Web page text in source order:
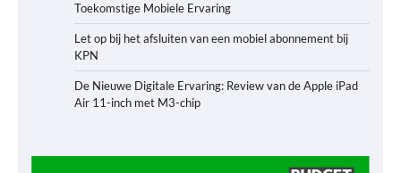
Toekomstige Mobiele Ervaring
Let op bij het afsluiten van een mobiel abonnement bij
KPN
De Nieuwe Digitale Ervaring: Review van de Apple iPad
Air 11-inch met M3-chip